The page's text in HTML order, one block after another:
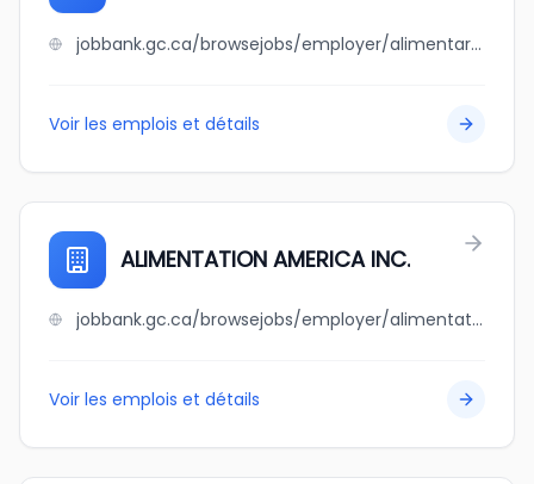
jobbank.gc.ca/browsejobs/employer/alimentarus+import+export/ca
Voir les emplois et détails
ALIMENTATION AMERICA INC.
jobbank.gc.ca/browsejobs/employer/alimentation+america+inc./ca
Voir les emplois et détails